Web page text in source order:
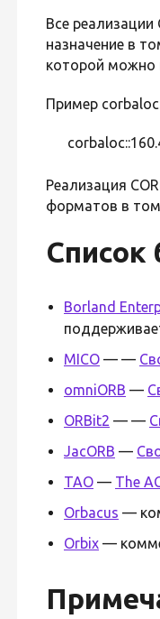
Все
назначение в
которой можно
Пример
Реализация
форматов в
Список
Borland
MICO — —
omniORB —
ORBit2 — —
JacORB —
TAO — The
Orbacus —
Orbix —